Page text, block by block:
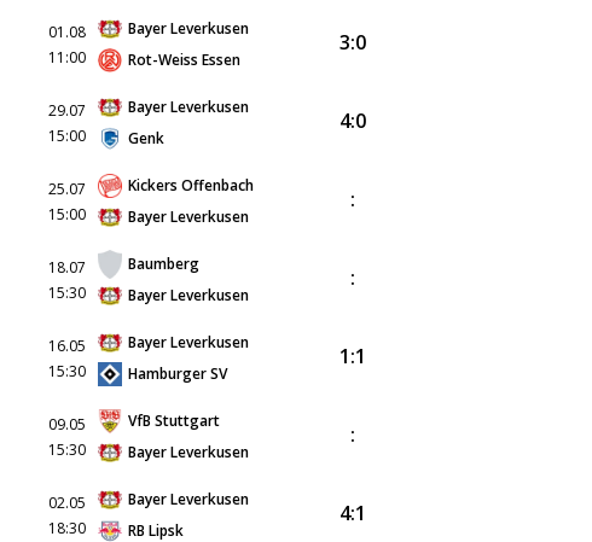
01.08
11:00
Bayer Leverkusen
Rot-Weiss Essen
3:0
29.07
15:00
Bayer Leverkusen
Genk
4:0
25.07
15:00
Kickers Offenbach
Bayer Leverkusen
:
18.07
15:30
Baumberg
Bayer Leverkusen
:
16.05
15:30
Bayer Leverkusen
Hamburger SV
1:1
09.05
15:30
VfB Stuttgart
Bayer Leverkusen
:
02.05
18:30
Bayer Leverkusen
RB Lipsk
4:1